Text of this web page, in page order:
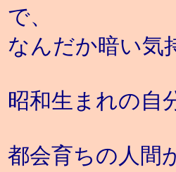
で、
なんだか暗い気
昭和生まれの自
都会育ちの人間